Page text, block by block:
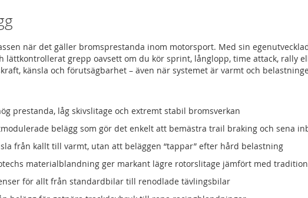
när det gäller bromsprestanda inom motorsport. Med sin
lättkontrollerat grepp oavsett om du kör sprint, långlopp, time attack, rally
känsla och förutsägbarhet – även när systemet är varmt och
prestanda, låg skivslitage och extremt stabil bromsverkan
belägg som gör det enkelt att bemästra trail braking och sena
från kallt till varmt, utan att beläggen “tappar” efter hård belastning
materialblandning ger markant lägre rotorslitage jämfört med
för allt från standardbilar till renodlade tävlingsbilar